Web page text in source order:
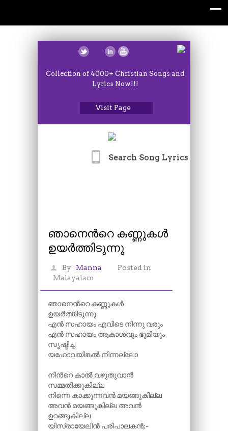
Collection of 4000+ Christian Songs and
Lyrics Now!!!
Visit Page
Search Song Lyrics
ഞാനെന്‍റെ കണ്ണുകൾ
ഉയർത്തിടുന്നു
By Manna
Posted in
Malayalam
ഞാനെന്‍റെ കണ്ണുകൾ
ഉയർത്തിടുന്നു
എൻ സഹായം എവിടെ നിന്നു വരും
എൻ സഹായം ആകാശവും ഭൂമിയും
സൃഷ്ടിച്ച
യഹോവയിങ്കൽ നിന്നല്ലോ
നിന്‍റെ കാൽ വഴുതുവാൻ
സമ്മതിക്കുകില്ല
നിന്നെ കാക്കുന്നവൻ മയങ്ങുകില്ല
അവൻ മയങ്ങുകില്ല അവൻ
ഉറങ്ങുകില്ല
യിസ്രായേലിൻ പരിപാലകൻ;-